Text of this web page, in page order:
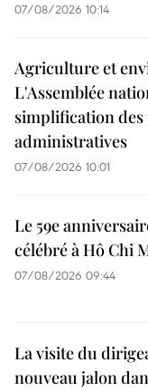
07/08/2026 10:14
Agriculture et
L'Assemblée
simplification
administratives
07/08/2026 10:01
Le 59e
célébré à Hô Chi
07/08/2026 09:44
La visite du
nouveau jalon